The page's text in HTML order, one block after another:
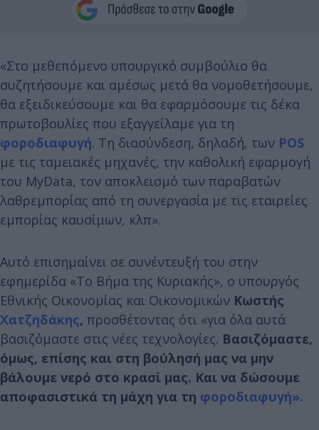
«Στο μεθεπόμενο υπουργικό συμβούλιο θα
συζητήσουμε και αμέσως μετά θα νομοθετήσουμε,
θα εξειδικεύσουμε και θα εφαρμόσουμε τις δέκα
πρωτοβουλίες που εξαγγείλαμε για τη
φοροδιαφυγή. Τη διασύνδεση, δηλαδή, των POS
με τις ταμειακές μηχανές, την καθολική εφαρμογή
του MyData, τον αποκλεισμό των παραβατών
λαθρεμπορίας από τη συνεργασία με τις εταιρείες
εμπορίας καυσίμων, κλπ».
Αυτό επισημαίνει σε συνέντευξή του στην
εφημερίδα «Το Βήμα της Κυριακής», ο υπουργός
Εθνικής Οικονομίας και Οικονομικών Κωστής
Χατζηδάκης, προσθέτοντας ότι «για όλα αυτά
βασιζόμαστε στις νέες τεχνολογίες. Βασιζόμαστε,
όμως, επίσης και στη βούλησή μας να μην
βάλουμε νερό στο κρασί μας. Και να δώσουμε
αποφασιστικά τη μάχη για τη φοροδιαφυγή».